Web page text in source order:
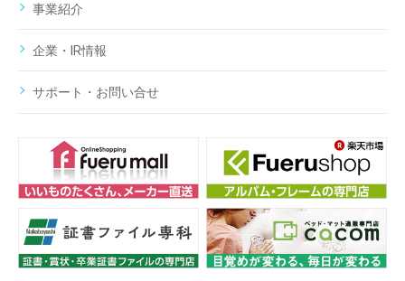
事業紹介
企業・IR情報
サポート・お問い合せ